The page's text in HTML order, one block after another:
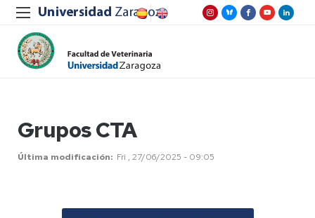
Grupos CTA
Última modificación Fri , 27/06/2025 - 09:05